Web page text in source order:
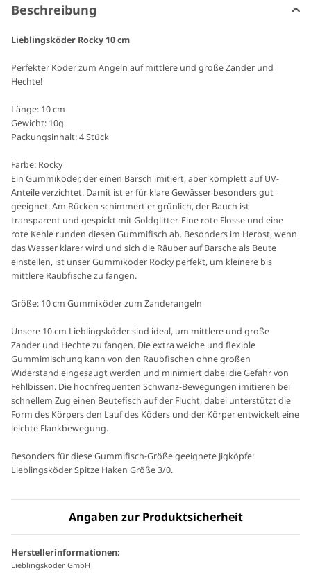
Beschreibung
Lieblingsköder Rocky 10 cm
Perfekter Köder zum Angeln auf mittlere und große Zander und
Hechte!
Länge: 10 cm
Gewicht: 10g
Packungsinhalt: 4 Stück
Farbe: Rocky
Ein Gummiköder, der einen Barsch imitiert, aber komplett auf UV-
Anteile verzichtet. Damit ist er für klare Gewässer besonders gut
geeignet. Am Rücken schimmert er grünlich, der Bauch ist
transparent und gespickt mit Goldglitter. Eine rote Flosse und eine
rote Kehle runden diesen Gummifisch ab. Besonders im Herbst, wenn
das Wasser klarer wird und sich die Räuber auf Barsche als Beute
einstellen, ist unser Gummiköder Rocky perfekt, um kleinere bis
mittlere Raubfische zu fangen.
Größe: 10 cm Gummiköder zum Zanderangeln
Unsere 10 cm Lieblingsköder sind ideal, um mittlere und große
Zander und Hechte zu fangen. Die extra weiche und flexible
Gummimischung kann von den Raubfischen ohne großen
Widerstand eingesaugt werden und minimiert dabei die Gefahr von
Fehlbissen. Die hochfrequenten Schwanz-Bewegungen imitieren bei
schnellem Zug einen Beutefisch auf der Flucht, dabei unterstützt die
Form des Körpers den Lauf des Köders und der Körper entwickelt eine
leichte Flankbewegung.
Besonders für diese Gummifisch-Größe geeignete Jigköpfe:
Lieblingsköder Spitze Haken Größe 3/0.
Angaben zur Produktsicherheit
Herstellerinformationen:
Lieblingsköder GmbH